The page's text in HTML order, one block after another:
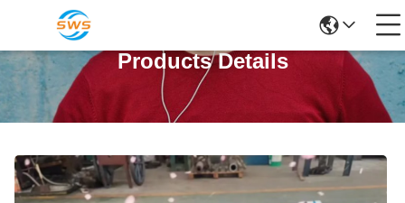
Products Details